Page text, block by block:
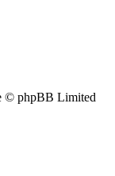
© phpBB Limited